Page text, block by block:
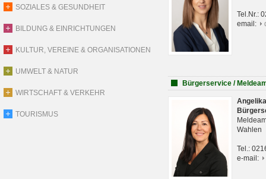
SOZIALES & GESUNDHEIT
BILDUNG & EINRICHTUNGEN
KULTUR, VEREINE & ORGANISATIONEN
UMWELT & NATUR
WIRTSCHAFT & VERKEHR
TOURISMUS
Tel.Nr.:
email:
Bürgerservice /
Wahlen
Tel.:
e-mail: